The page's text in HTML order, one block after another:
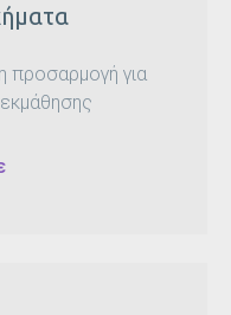
προσαρμογή για